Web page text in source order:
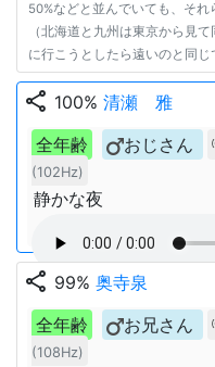
50%などと並んでいても、それ
（北海道と九州は東京から見
に行こうとしたら遠いのと同じ
share 100% 清瀬 雅
全年齢
おじさん
(102Hz)
静かな夜
share 99% 奥寺泉
全年齢
お兄さん
(108Hz)